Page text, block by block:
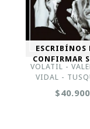
ESCRIBÍNOS
CONFIRMAR
VOLATIL -
VIDAL -
$40.900